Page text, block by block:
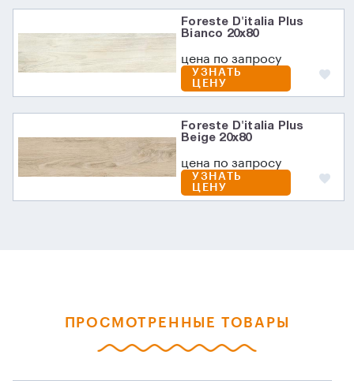
Foreste D'italia Plus
Bianco 20х80
цена по запросу
УЗНАТЬ
ЦЕНУ
Foreste D'italia Plus
Beige 20х80
цена по запросу
УЗНАТЬ
ЦЕНУ
ПРОСМОТРЕННЫЕ ТОВАРЫ